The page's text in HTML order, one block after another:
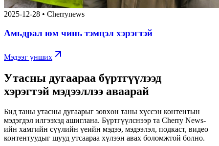
2025-12-28 • Cherrynews
Амьдрал юм чинь тэмцэл хэрэгтэй
Мэдээг унших
Утасны дугаараа бүртгүүлээд
хэрэгтэй мэдээллээ аваарай
Бид таны утасны дугаарыг зөвхөн таны хүссэн контентын
мэдэгдэл илгээхэд ашиглана. Бүртгүүлснээр та Cherry News-
ийн хамгийн сүүлийн үеийн мэдээ, мэдээлэл, подкаст, видео
контентуудыг шууд утсаараа хүлээн авах боломжтой болно.